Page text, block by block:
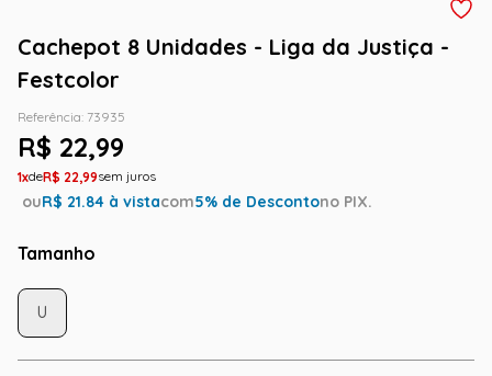
Cachepot 8 Unidades - Liga da Justiça -
Festcolor
Referência: 73935
R$ 22,99
1 R$ 22,99
ouR$ 21.84 à vistacom5% de Descontono PIX.
Tamanho
U